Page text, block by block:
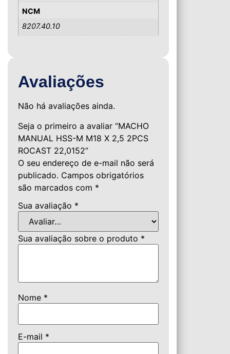
NCM
8207.40.10
Avaliações
Não há avaliações ainda.
Seja o primeiro a avaliar “MACHO
MANUAL HSS-M M18 X 2,5 2PCS
ROCAST 22,0152”
O seu endereço de e-mail não será
publicado. Campos obrigatórios
são marcados com *
Sua avaliação *
Sua avaliação sobre o produto *
Nome *
E-mail *